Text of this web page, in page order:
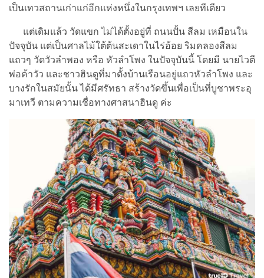
เป็นเทวสถานเก่าแก่อีกแห่งหนึ่งในกรุงเทพฯ เลยทีเดียว
แต่เดิมแล้ว วัดแขก ไม่ได้ตั้งอยู่ที่ ถนนปั้น สีลม เหมือนใน
ปัจจุบัน แต่เป็นศาลไม้ใต้ต้นสะเดาในไร่อ้อย ริมคลองสีลม
แถวๆ วัดวัวลำพอง หรือ หัวลำโพง ในปัจจุบันนี้ โดยมี นายไวตี
พ่อค้าวัว และชาวฮินดูที่มาตั้งบ้านเรือนอยู่แถวหัวลำโพง และ
บางรักในสมัยนั้น ได้มีศรัทธา สร้างวัดขึ้นเพื่อเป็นที่บูชาพระอุ
มาเทวี ตามความเชื่อทางศาสนาฮินดู ค่ะ